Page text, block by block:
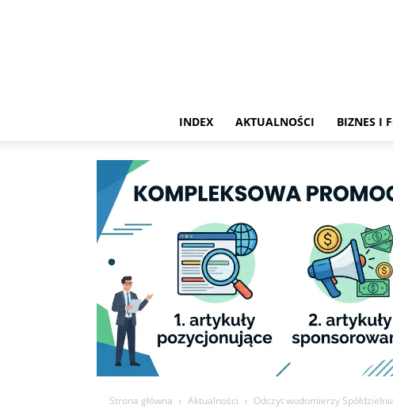
INDEX AKTUALNOŚCI BIZNES I
Strona główna Aktualności Odczyt wodomierzy